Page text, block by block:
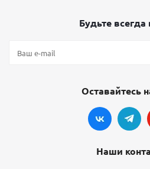
Будьте всегда
Оставайтесь
Наши